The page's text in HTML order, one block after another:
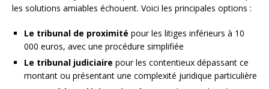
les solutions amiables échouent. Voici les principales options :
Le tribunal de proximité pour les litiges inférieurs à 10
000 euros, avec une procédure simplifiée
Le tribunal judiciaire pour les contentieux dépassant ce
montant ou présentant une complexité juridique particulière